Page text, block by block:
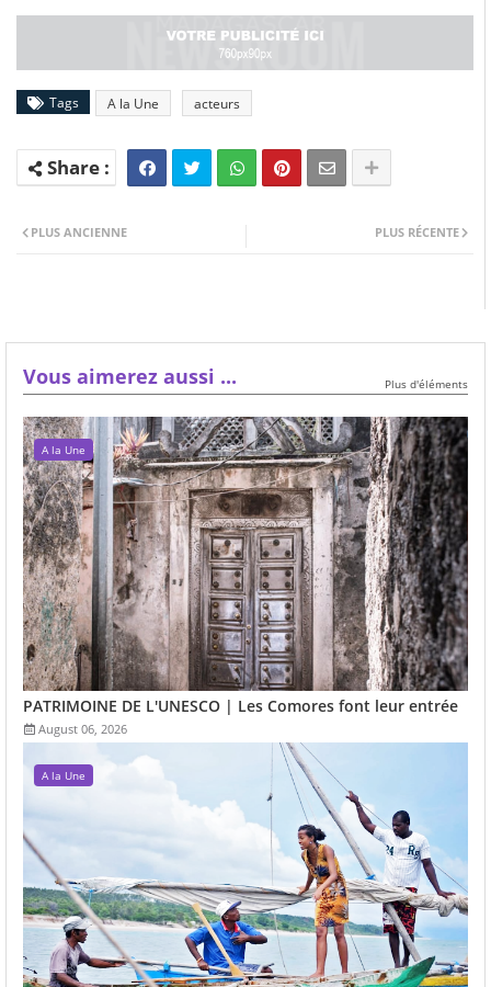
Tags A la Une acteurs
PLUS RÉCENTE
PLUS ANCIENNE
Vous aimerez aussi ... Plus d'éléments
A la Une
PATRIMOINE DE L'UNESCO | Les Comores font leur entrée
August 06, 2026
A la Une